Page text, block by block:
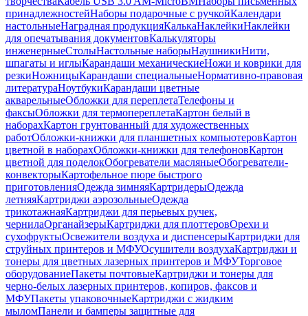
принадлежностейНаборы подарочные с ручкойКалендари
настольныеНаградная продукцияКалькаНаклейкиНаклейки
для опечатывания документовКалькуляторы
инженерныеСтолыНастольные наборыНаушникиНити,
шпагаты и иглыКарандаши механическиеНожи и коврики для
резкиНожницыКарандаши специальныеНормативно-правовая
литератураНоутбукиКарандаши цветные
акварельныеОбложки для переплетаТелефоны и
факсыОбложки для термопереплетаКартон белый в
наборахКартон грунтованный для художественных
работОбложки-книжки для планшетных компьютеровКартон
цветной в наборахОбложки-книжки для телефоновКартон
цветной для поделокОбогреватели масляныеОбогреватели-
конвекторыКартофельное пюре быстрого
приготовленияОдежда зимняяКартридерыОдежда
летняяКартриджи аэрозольныеОдежда
трикотажнаяКартриджи для перьевых ручек,
чернилаОрганайзерыКартриджи для плоттеровОрехи и
сухофруктыОсвежители воздуха и диспенсерыКартриджи для
струйных принтеров и МФУОсушители воздухаКартриджи и
тонеры для цветных лазерных принтеров и МФУТорговое
оборудованиеПакеты почтовыеКартриджи и тонеры для
черно-белых лазерных принтеров, копиров, факсов и
МФУПакеты упаковочныеКартриджи с жидким
мыломПанели и бамперы защитные для